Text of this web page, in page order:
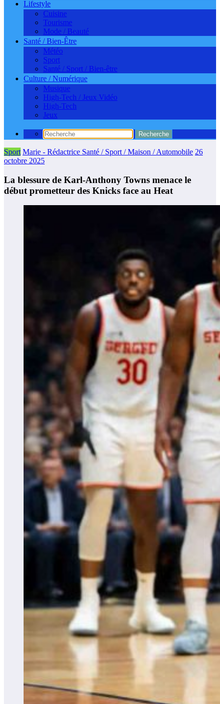
Lifestyle
Cuisine
Tourisme
Mode / Beauté
Santé / Bien-Être
Météo
Sport
Santé / Sport / Bien-être
Culture / Numérique
Musique
High-Tech / Jeux Vidéo
High-Tech
Jeux
Sport Marie - Rédactrice Santé / Sport / Maison / Automobile 26
octobre 2025
La blessure de Karl-Anthony Towns menace le
début prometteur des Knicks face au Heat